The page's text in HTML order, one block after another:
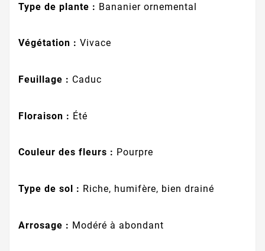
Type de plante : Bananier ornemental
Végétation : Vivace
Feuillage : Caduc
Floraison : Été
Couleur des fleurs : Pourpre
Type de sol : Riche, humifère, bien drainé
Arrosage : Modéré à abondant